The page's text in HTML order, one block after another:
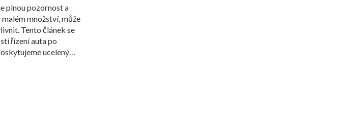
plnou pozornost a
množství, může
Tento článek se
řízení auta po
ucelený
schopnost řízení,
v České republice
zajištění vaší